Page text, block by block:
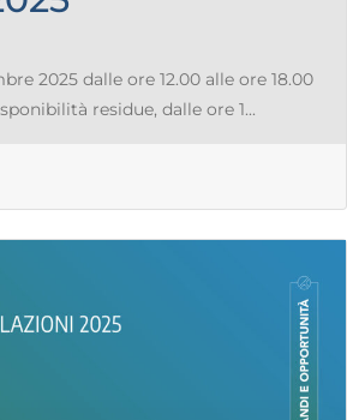
2025 dalle ore 12.00 alle ore 18.00
residue, dalle ore 1...